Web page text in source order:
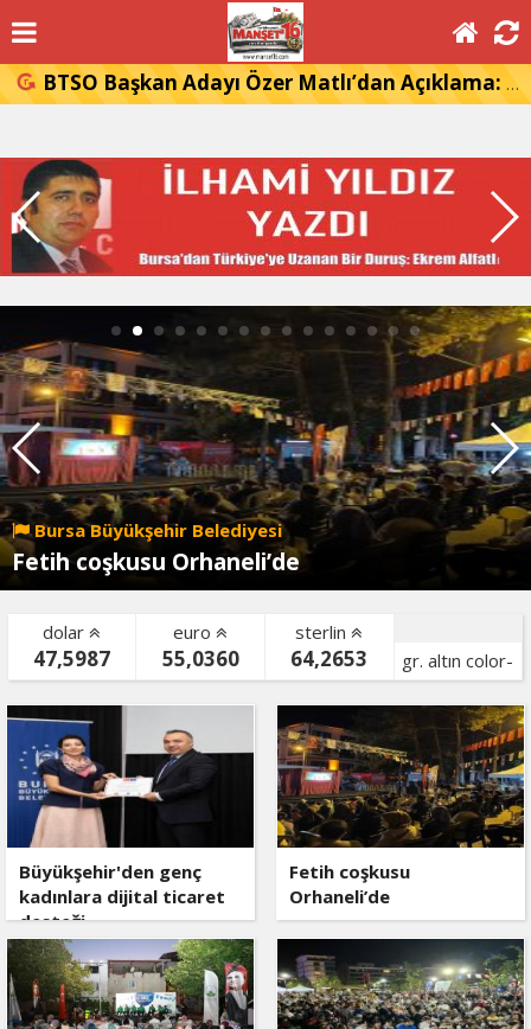
BTSO Başkan Adayı Özer Matlı’dan Açıklama: 60 Bin Üyemizin Gücünü, Üyemizle Birlikte Büyüteceğiz.
Bursa Büyükşehir Belediyesi
Fetih coşkusu Orhaneli’de
dolar
47,5987
euro
55,0360
sterlin
64,2653
gr. altın color-
bist color-
Büyükşehir'den genç
kadınlara dijital ticaret
desteği
Fetih coşkusu
Orhaneli’de